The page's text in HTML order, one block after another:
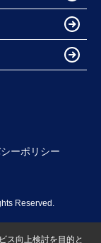
ーポリシー
Reserved.
ス向上検討を目的と